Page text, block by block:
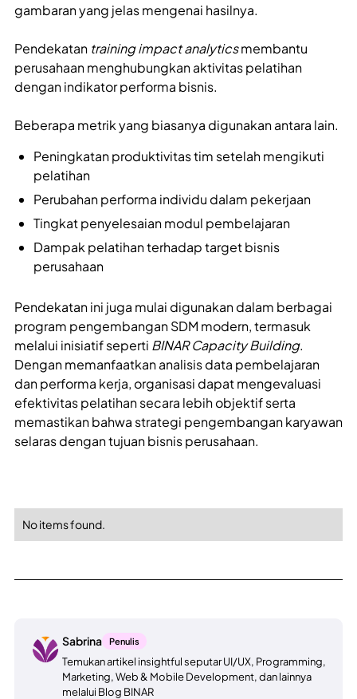
gambaran yang jelas mengenai hasilnya.
Pendekatan training impact analyticsmembantu
perusahaan menghubungkan aktivitas pelatihan
dengan indikator performa bisnis.
Beberapa metrik yang biasanya digunakan antara lain.
Peningkatan produktivitas tim setelah mengikuti
pelatihan
Perubahan performa individu dalam pekerjaan
Tingkat penyelesaian modul pembelajaran
Dampak pelatihan terhadap target bisnis
perusahaan
Pendekatan ini juga mulai digunakan dalam berbagai
program pengembangan SDM modern, termasuk
melalui inisiatif seperti BINAR Capacity Building.
Dengan memanfaatkan analisis data pembelajaran
dan performa kerja, organisasi dapat mengevaluasi
efektivitas pelatihan secara lebih objektif serta
memastikan bahwa strategi pengembangan karyawan
selaras dengan tujuan bisnis perusahaan.
No items found.
Sabrina Penulis
Temukan artikel insightful seputar UI/UX, Programming,
Marketing, Web & Mobile Development, dan lainnya
melalui Blog BINAR